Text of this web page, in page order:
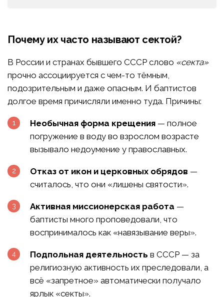
Почему их часто называют сектой?
В России и странах бывшего СССР слово «секта»
прочно ассоциируется с чем-то тёмным,
подозрительным и даже опасным. И баптистов
долгое время причисляли именно туда. Причины:
Необычная форма крещения — полное
погружение в воду во взрослом возрасте
вызывало недоумение у православных.
Отказ от икон и церковных обрядов —
считалось, что они «лишены святости».
Активная миссионерская работа —
баптисты много проповедовали, что
воспринималось как «навязывание веры».
Подпольная деятельность в СССР — за
религиозную активность их преследовали, а
всё «запретное» автоматически получало
ярлык «секты».